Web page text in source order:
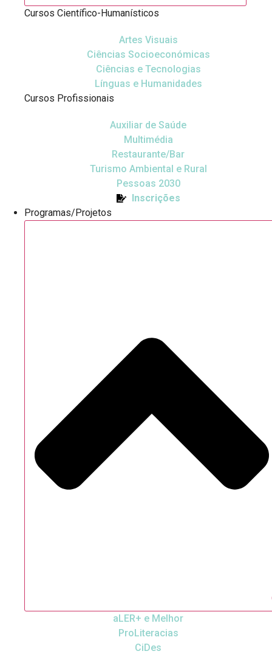
Cursos Científico-Humanísticos
Artes Visuais
Ciências Socioeconómicas
Ciências e Tecnologias
Línguas e Humanidades
Cursos Profissionais
Auxiliar de Saúde
Multimédia
Restaurante/Bar
Turismo Ambiental e Rural
Pessoas 2030
Inscrições
Programas/Projetos
aLER+ e Melhor
ProLiteracias
CiDes